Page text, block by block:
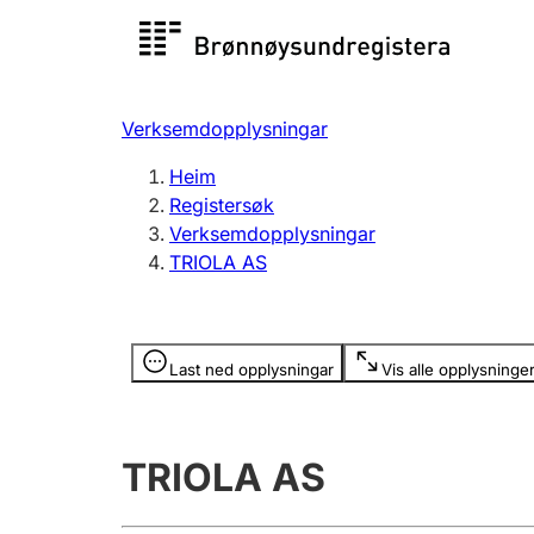
Registersøk
Registrere, endre, slette
Verksemdopplysningar
Heim
Registersøk
Verksemdopplysningar
TRIOLA AS
Last ned opplysningar Vis alle opplysninger
Opplysninger er skjult
TRIOLA AS